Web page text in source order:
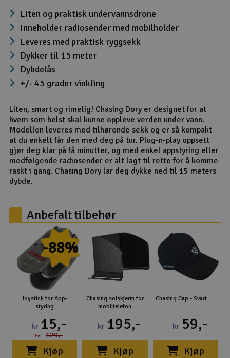
Solenergi
Sparkesykler &
Liten og praktisk undervannsdrone
Inneholder radiosender med mobilholder
Leveres med praktisk ryggsekk
Dykker til 15 meter
Dybdelås
+/- 45 grader vinkling
Liten, smart og rimelig! Chasing Dory er designet for at
hvem som helst skal kunne oppleve verden under vann.
Modellen leveres med tilhørende sekk og er så kompakt
at du enkelt får den med deg på tur. Plug-n-play oppsett
gjør deg klar på få minutter, og med enkel appstyring eller
medfølgende radiosender er alt lagt til rette for å komme
raskt i gang. Chasing Dory lar deg dykke ned til 15 meters
dybde.
Anbefalt tilbehør
-88%
Joystick for App-
styring
kr 15,-
Før 129,-
Kjøp
Chasing solskjerm for
mobiltelefon
kr 195,-
Kjøp
Chasing Cap - Svart
kr 59,-
Kjøp